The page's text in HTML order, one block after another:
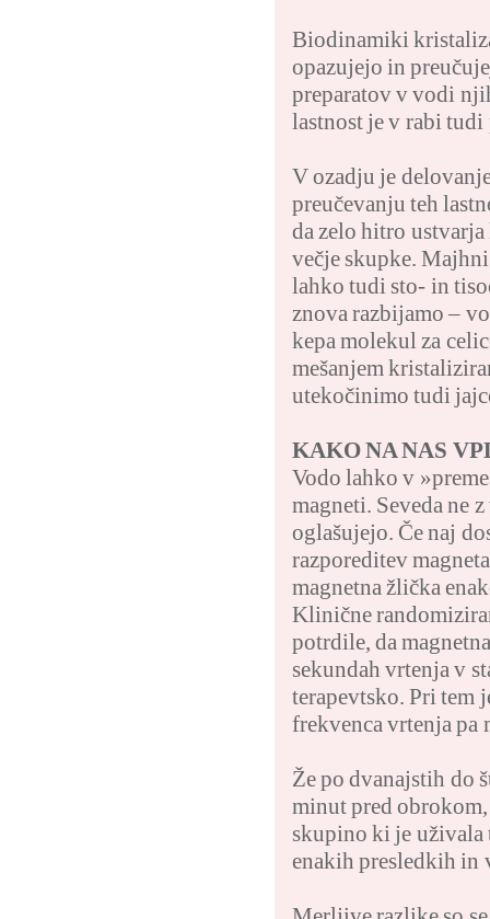
Biodinamiki
opazujejo in
preparatov v vodi
lastnost je v rabi
V ozadju je
preučevanju teh
da zelo hitro
večje skupke.
lahko tudi sto- in
znova razbijamo –
kepa molekul za
mešanjem
utekočinimo tudi
KAKO NA NAS
Vodo lahko v
magneti. Seveda ne
oglašujejo. Če naj
razporeditev
magnetna žlička
Klinične
potrdile, da
sekundah vrtenja v
terapevtsko. Pri tem
frekvenca vrtenja pa
Že po dvanajstih do
minut pred
skupino ki je
enakih presledkih in